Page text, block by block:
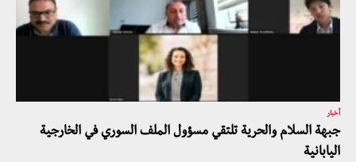
أخبار
جبهة السلام والحرية تلتقي مسؤول الملف السوري في الخارجية
اليابانية